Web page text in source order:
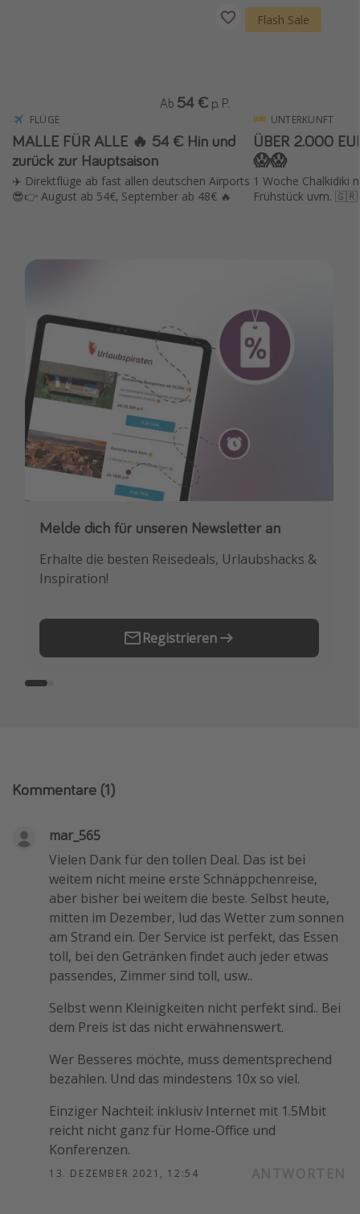
FLÜGE
MALLE FÜR ALLE 🔥 54 € Hin und
zurück zur Hauptsaison
✈️ Direktflüge ab fast allen deutschen Airports
😎👉 August ab 54€, September ab 48€ 🔥
Ab 54 € p. P.
Flash Sale
UNTERKUNFT
ÜBER 2.000
😱😱
1 Woche Chalkidiki
Frühstück uvm.
Melde dich für unseren Newsletter an
Erhalte die besten Reisedeals, Urlaubshacks &
Inspiration!
Registrieren
Downloade unsere App
Buche die besten Reiseschnäppchen als
Erstes.
Kommentare (1)
mar_565
Vielen Dank für den tollen Deal. Das ist bei
weitem nicht meine erste Schnäppchenreise,
aber bisher bei weitem die beste. Selbst heute,
mitten im Dezember, lud das Wetter zum sonnen
am Strand ein. Der Service ist perfekt, das Essen
toll, bei den Getränken findet auch jeder etwas
passendes, Zimmer sind toll, usw..
Selbst wenn Kleinigkeiten nicht perfekt sind.. Bei
dem Preis ist das nicht erwähnenswert.
Wer Besseres möchte, muss dementsprechend
bezahlen. Und das mindestens 10x so viel.
Einziger Nachteil: inklusiv Internet mit 1.5Mbit
reicht nicht ganz für Home-Office und
Konferenzen.
13. DEZEMBER 2021, 12:54